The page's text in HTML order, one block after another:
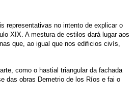
representativas no intento de explicar o
XIX. A mestura de estilos dará lugar aos
que, ao igual que nos edificios civís,
como o hastial triangular da fachada
das obras Demetrio de los Ríos e fai o